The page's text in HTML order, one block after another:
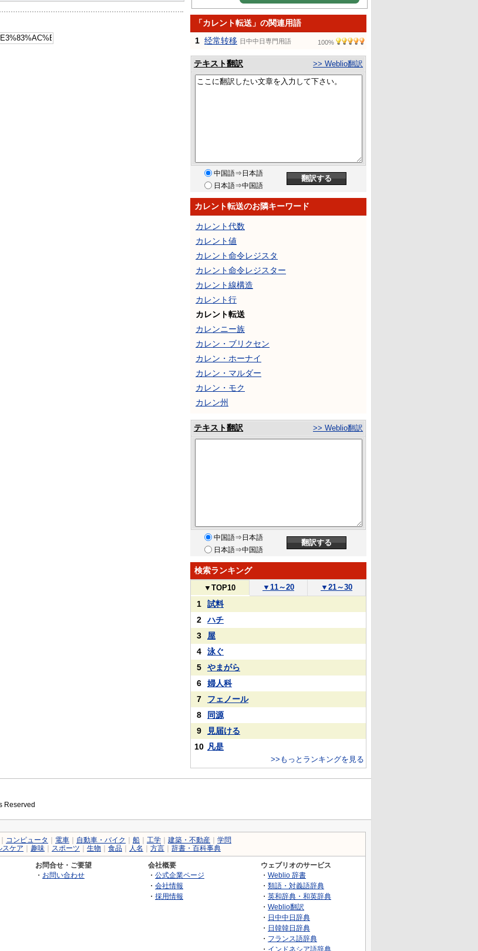
「カレント転送」の関連用語
1 经常转移 日中中日専門用語 100%
テキスト翻訳 >> Weblio翻訳
中国語⇒日本語
日本語⇒中国語
カレント転送のお隣キーワード
カレント代数
カレント値
カレント命令レジスタ
カレント命令レジスター
カレント線構造
カレント行
カレント転送
カレンニー族
カレン・ブリクセン
カレン・ホーナイ
カレン・マルダー
カレン・モク
カレン州
テキスト翻訳 >> Weblio翻訳
中国語⇒日本語
日本語⇒中国語
検索ランキング
▼ TOP10 ▼ 11～20 ▼ 21～30
1
試料
2
ハチ
3
屋
4
泳ぐ
5
やまがら
6
婦人科
7
フェノール
8
同源
9
見届ける
10 凡是
>>もっとランキングを見る
Reserved
コンピュータ 電車 自動車・バイク 船 工学 建築・不動産
学問
スケア 趣味 スポーツ 生物 食品 人名 方言 辞書・百科事典
お問合せ・ご要望
・ お問い合わせ
会社概要
・ 公式企業ページ
・ 会社情報
・ 採用情報
ウェブリオのサービス
・ Weblio 辞書
・ 類語・対義語辞典
・ 英和辞典・和英辞典
・ Weblio翻訳
・ 日中中日辞典
・ 日韓韓日辞典
・ フランス語辞典
・ インドネシア語辞典